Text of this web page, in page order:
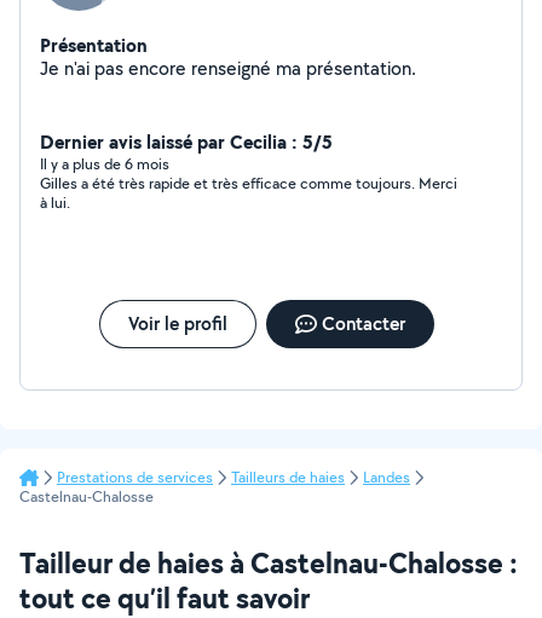
Présentation
Je n'ai pas encore renseigné ma présentation.
Dernier avis laissé par Cecilia : 5/5
Il y a plus de 6 mois
Gilles a été très rapide et très efficace comme toujours. Merci
à lui.
Voir le profil Contacter
Prestations de services Tailleurs de haies
Landes
Castelnau-Chalosse
Tailleur de haies à Castelnau-Chalosse :
tout ce qu’il faut savoir